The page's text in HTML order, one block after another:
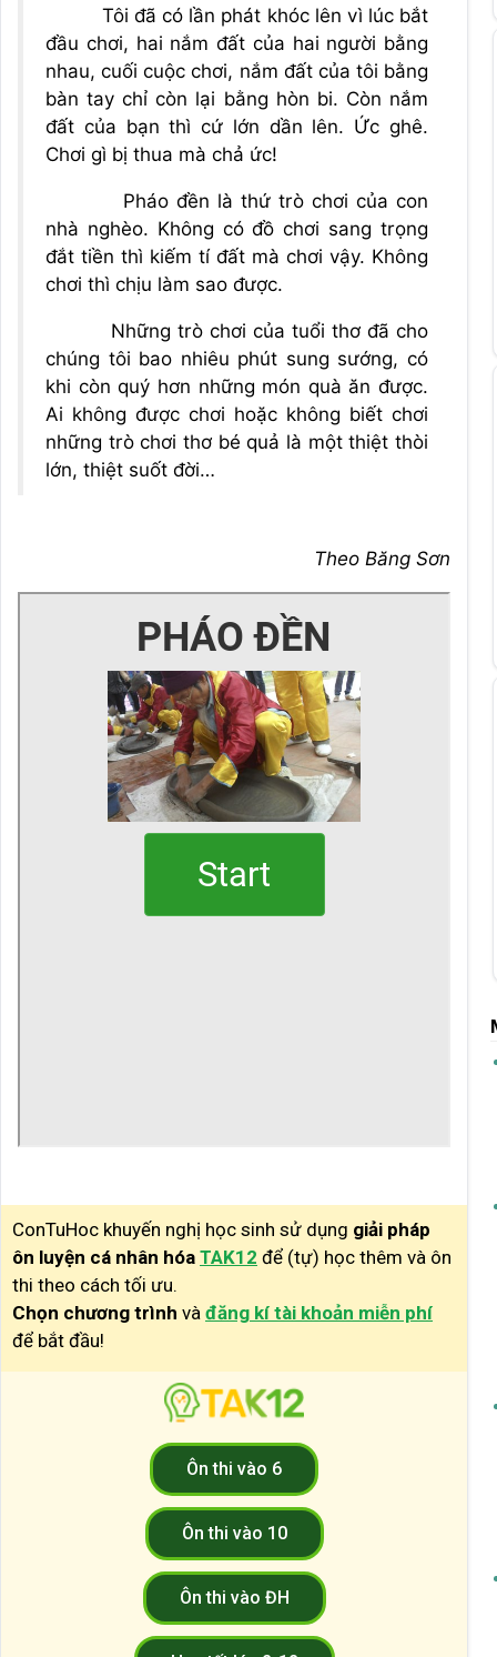
Tôi đã có lần phát khóc lên vì lúc bắt
đầu chơi, hai nắm đất của hai người bằng
nhau, cuối cuộc chơi, nắm đất của tôi bằng
bàn tay chỉ còn lại bằng hòn bi. Còn nắm
đất của bạn thì cứ lớn dần lên. Ức ghê.
Chơi gì bị thua mà chả ức!
Pháo đền là thứ trò chơi của con
nhà nghèo. Không có đồ chơi sang trọng
đắt tiền thì kiếm tí đất mà chơi vậy. Không
chơi thì chịu làm sao được.
Những trò chơi của tuổi thơ đã cho
chúng tôi bao nhiêu phút sung sướng, có
khi còn quý hơn những món quà ăn được.
Ai không được chơi hoặc không biết chơi
những trò chơi thơ bé quả là một thiệt thòi
lớn, thiệt suốt đời…
Theo Băng Sơn
ConTuHoc khuyến nghị học sinh sử dụng giải pháp
ôn luyện cá nhân hóa TAK12 để (tự) học thêm và ôn
thi theo cách tối ưu.
Chọn chương trình và đăng kí tài khoản miễn phí
để bắt đầu!
Ôn thi vào 6
Ôn thi vào 10
Ôn thi vào ĐH